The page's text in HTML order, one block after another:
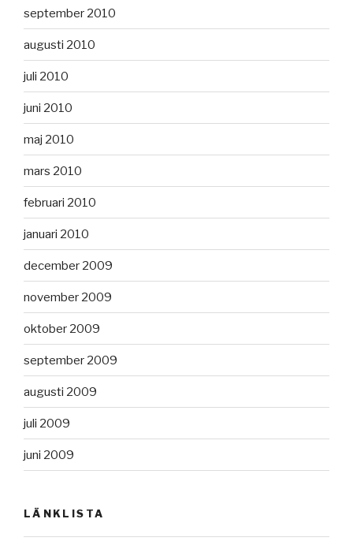
september 2010
augusti 2010
juli 2010
juni 2010
maj 2010
mars 2010
februari 2010
januari 2010
december 2009
november 2009
oktober 2009
september 2009
augusti 2009
juli 2009
juni 2009
LÄNKLISTA